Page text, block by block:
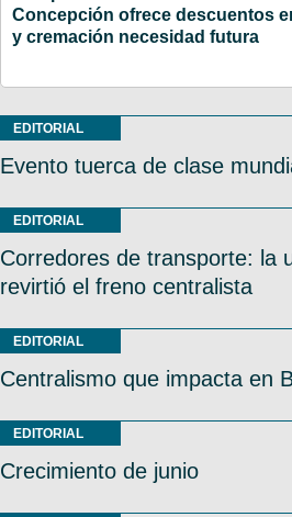
Concepción ofrece descuentos
y cremación necesidad futura
EDITORIAL
Evento tuerca de clase
EDITORIAL
Corredores de transporte: la
revirtió el freno centralista
EDITORIAL
Centralismo que impacta en
EDITORIAL
Crecimiento de junio